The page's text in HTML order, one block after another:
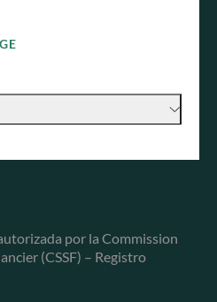
por la
(“BaFin”)
juzgado de primera
LUX
por la Commission
(CSSF) – Registro